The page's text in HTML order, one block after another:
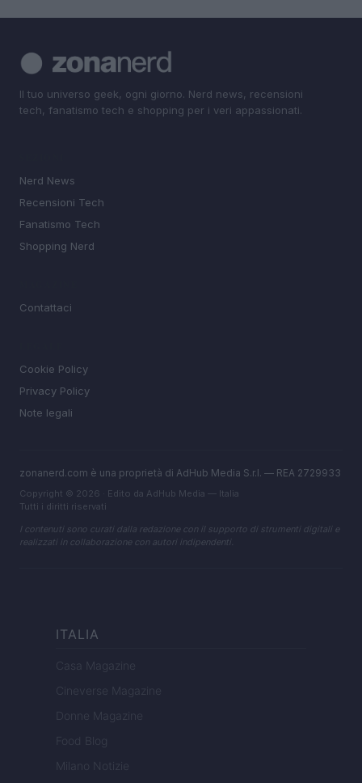
Il tuo universo geek, ogni giorno. Nerd news, recensioni
tech, fanatismo tech e shopping per i veri appassionati.
Nerd News
Recensioni Tech
Fanatismo Tech
Shopping Nerd
Contattaci
Cookie Policy
Privacy Policy
Note legali
zonanerd.com è una proprietà di AdHub Media S.r.l. — REA 2729933
Copyright © 2026 · Edito da AdHub Media — Italia
Tutti i diritti riservati
I contenuti sono curati dalla redazione con il supporto di strumenti digitali e
realizzati in collaborazione con autori indipendenti.
ITALIA
Casa Magazine
Cineverse Magazine
Donne Magazine
Food Blog
Milano Notizie